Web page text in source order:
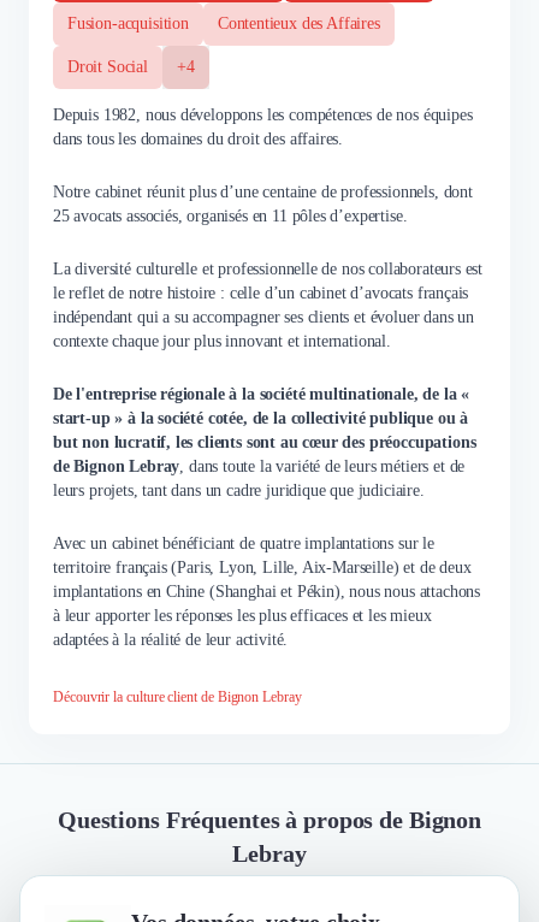
Fusion-acquisition Contentieux des Affaires
Droit Social +4
Depuis 1982, nous développons les compétences de nos équipes
dans tous les domaines du droit des affaires.
Notre cabinet réunit plus d’une centaine de professionnels, dont
25 avocats associés, organisés en 11 pôles d’expertise.
La diversité culturelle et professionnelle de nos collaborateurs est
le reflet de notre histoire : celle d’un cabinet d’avocats français
indépendant qui a su accompagner ses clients et évoluer dans un
contexte chaque jour plus innovant et international.
De l'entreprise régionale à la société multinationale, de la «
start-up » à la société cotée, de la collectivité publique ou à
but non lucratif, les clients sont au cœur des préoccupations
de Bignon Lebray , dans toute la variété de leurs métiers et de
leurs projets, tant dans un cadre juridique que judiciaire.
Avec un cabinet bénéficiant de quatre implantations sur le
territoire français (Paris, Lyon, Lille, Aix-Marseille) et de deux
implantations en Chine (Shanghai et Pékin), nous nous attachons
à leur apporter les réponses les plus efficaces et les mieux
adaptées à la réalité de leur activité.
Découvrir la culture client de Bignon Lebray
Questions Fréquentes à propos de Bignon
Lebray